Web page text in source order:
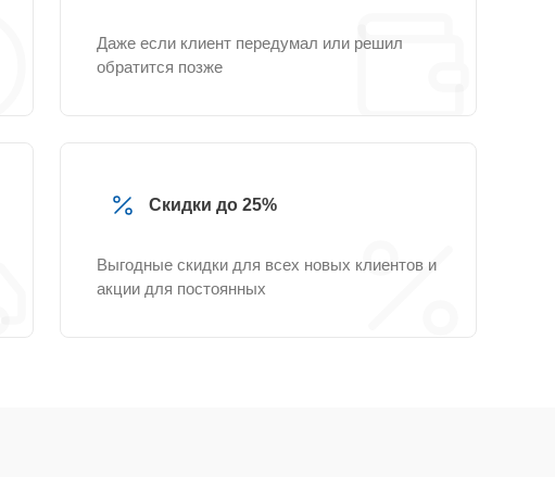
Даже если клиент передумал или решил
обратится позже
Скидки до 25%
Выгодные скидки для всех новых клиентов и
акции для постоянных